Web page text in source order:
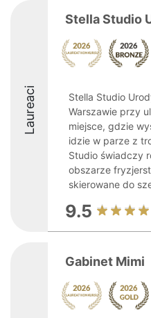
Laureaci
Stella Studio
Stella Studio
Warszawie przy
miejsce, gdzie
idzie w parze z
Studio świadczy
obszarze
skierowane do
9.5
Gabinet Mimi